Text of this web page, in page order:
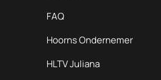
FAQ
Hoorns Ondernemer
HLTV Juliana